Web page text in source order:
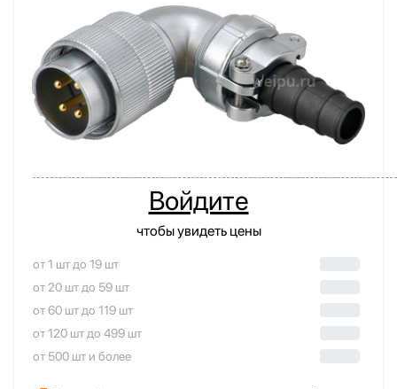
Войдите
чтобы увидеть цены
от 1 шт до 19 шт
от 20 шт до 59 шт
от 60 шт до 119 шт
от 120 шт до 499 шт
от 500 шт и более